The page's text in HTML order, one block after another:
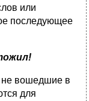
или
последующее
!
вошедшие в
для